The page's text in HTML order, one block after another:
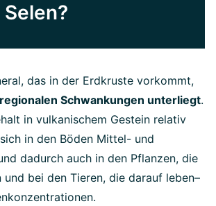
das in der Erdkruste vorkommt,
Schwankungen unterliegt.
in vulkanischem Gestein relativ
in den Böden Mittel- und
dadurch auch in den Pflanzen, die
und bei den Tieren, die darauf leben–